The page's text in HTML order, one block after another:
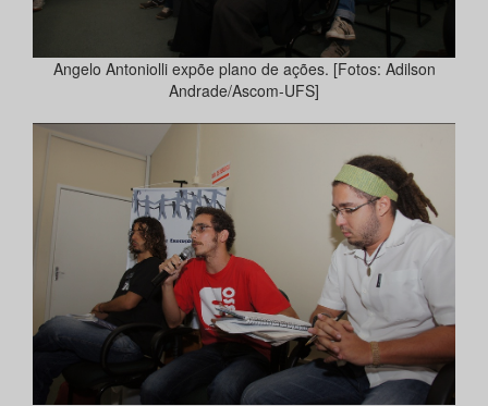
Angelo Antoniolli expõe plano de ações. [Fotos: Adilson
Andrade/Ascom-UFS]